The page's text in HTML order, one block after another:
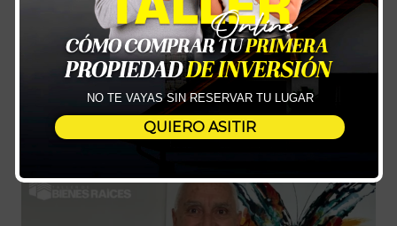
más acerca de su forma de pensar,
veremos las 12 Frases de Warren Buffett
sobre inversión…
LEER MÁS
QUIERO ASITIR
NO TE VAYAS SIN RESERVAR TU LUGAR